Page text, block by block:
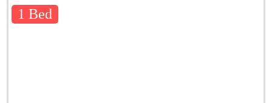
1 Bed